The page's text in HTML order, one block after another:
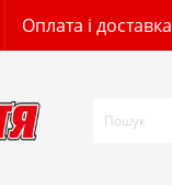
Оплата і доставка